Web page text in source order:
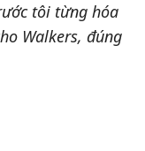
tôi từng hóa
Walkers, đúng